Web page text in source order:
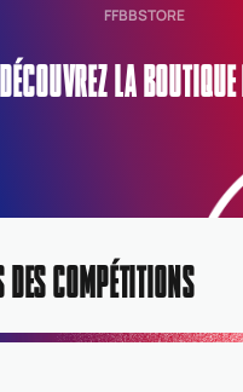
FFBBSTORE
DÉCOUVREZ LA
COMPÉTITIONS